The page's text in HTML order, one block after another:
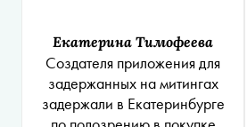
Екатерина Тимофеева
Создателя приложения для
задержанных на митингах
задержали в Екатеринбурге